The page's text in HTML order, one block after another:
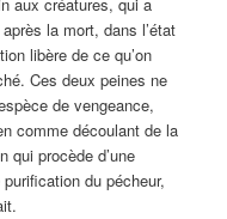
la mort, dans l’état
libère de ce qu’on
Ces deux peines ne
de vengeance,
comme découlant de la
qui procède d’une
du pécheur,